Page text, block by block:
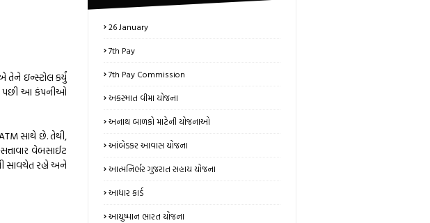
ઇન્સ્ટોલ કર્યું
પછી આ કંપનીઓ
સાથે છે. તેથી,
વેબસાઈટ
સાવચેત રહો અને
26 January
7th Pay
7th Pay Commission
અકસ્માત વીમા યોજના
અનાથ બાળકો માટેની યોજનાઓ
આંબેડકર આવાસ યોજના
આત્મનિર્ભર ગુજરાત સહાય યોજના
આધાર કાર્ડ
આયુષ્માન ભારત યોજના